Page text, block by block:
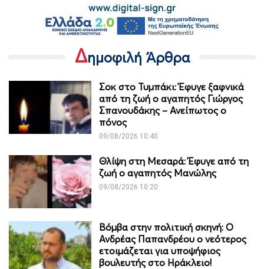
Δημοφιλή Άρθρα
Σοκ στο Τυμπάκι: Έφυγε ξαφνικά
από τη ζωή ο αγαπητός Γιώργος
Σπανουδάκης – Ανείπωτος ο
πόνος
09/08/2026 10:40
Θλίψη στη Μεσαρά: Έφυγε από τη
ζωή ο αγαπητός Μανώλης
09/08/2026 10:20
Βόμβα στην πολιτική σκηνή: Ο
Ανδρέας Παπανδρέου ο νεότερος
ετοιμάζεται για υποψήφιος
βουλευτής στο Ηράκλειο!